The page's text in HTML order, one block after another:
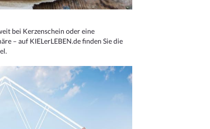
bei Kerzenschein oder eine
– auf KIELerLEBEN.de finden Sie die